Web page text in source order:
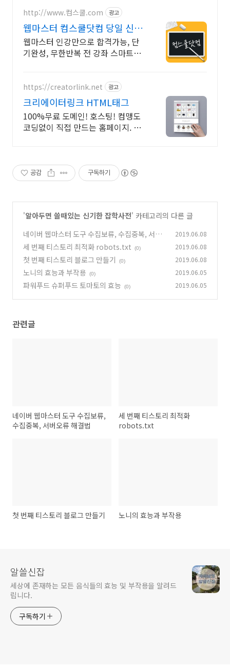
http://www.컴스쿨.com 광고
웹마스터 컴스쿨닷컴 당일 신청
&결제시 기프티콘!
웹마스터 인강만으로 합격가능, 단
기완성, 무한반복 전 강좌 스마트폰
https://creatorlink.net 광고
크리에이터링크 HTML태그
100%무료 도메인! 호스팅! 컴맹도
코딩없이 직접 만드는 홈페이지. 셀
공감 구독하기
'알아두면 쓸때있는 신기한 잡학사전' 카테고리의 다른 글
네이버 웹마스터 도구 수집보류, 수집중복, 서버
오류 해결법 (0)
2019.06.08
세 번째 티스토리 최적화 robots.txt (0) 2019.06.08
첫 번째 티스토리 블로그 만들기 (0) 2019.06.08
노니의 효능과 부작용 (0) 2019.06.05
파워푸드 슈퍼푸드 토마토의 효능 (0) 2019.06.05
관련글
네이버 웹마스터 도구 수집보류,
수집중복, 서버오류 해결법
세 번째 티스토리 최적화
robots.txt
첫 번째 티스토리 블로그 만들기 노니의 효능과 부작용
알쓸신잡
세상에 존재하는 모든 음식들의 효능 및 부작용을 알려드
립니다.
구독하기